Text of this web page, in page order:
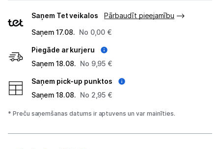
Telefoni, planšetdatori
Sadzīves tehnika
Skaistumkopšana
veidi
Saņem Tet veikalos
Pārbaudīt pieejamību
Saņem 17.08. No 0,00 €
Piegāde ar kurjeru
Saņem 18.08. No 9,95 €
Saņem pick-up punktos
Saņem 18.08. No 2,95 €
* Preču saņemšanas datums ir aptuvens un var mainīties.